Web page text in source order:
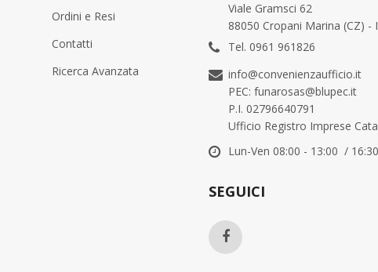
Ordini e Resi
Contatti
Ricerca Avanzata
Viale Gramsci 62
88050 Cropani Marina (CZ) -
Tel. 0961 961826
info@convenienzaufficio.it
PEC: funarosas@blupec.it
P.I. 02796640791
Ufficio Registro Imprese
Lun-Ven 08:00 - 13:00 /
SEGUICI